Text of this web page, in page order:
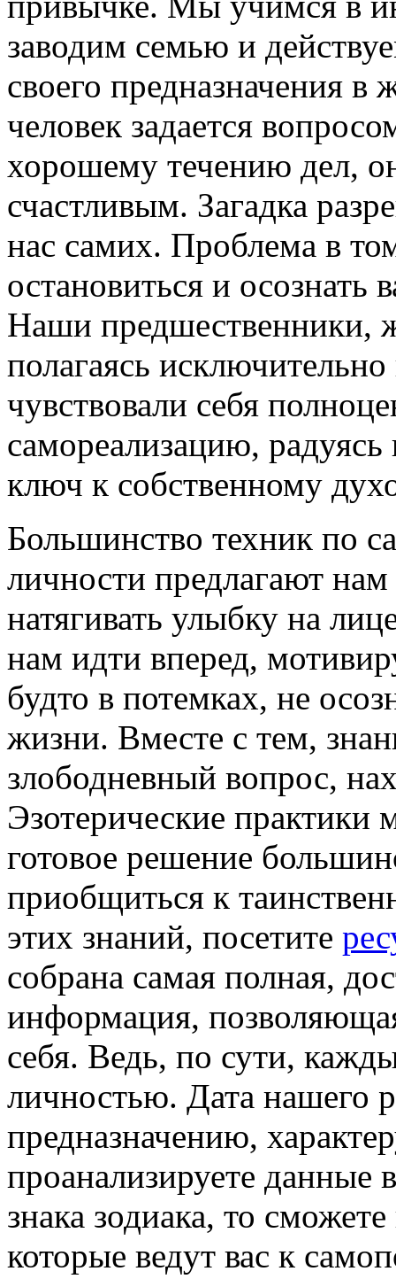
заводим семью и
своего предназначения
человек задается
хорошему течению дел,
счастливым. Загадка
нас самих. Проблема в
остановиться и
Наши предшественники,
полагаясь
чувствовали себя
самореализацию,
ключ к собственному
Большинство техник по
личности предлагают
натягивать улыбку на
нам идти вперед,
будто в потемках, не
жизни. Вместе с тем,
злободневный вопрос,
Эзотерические практики
готовое решение
приобщиться к
этих знаний, посетите
собрана самая полная,
информация,
себя. Ведь, по сути,
личностью. Дата нашего
предназначению,
проанализируете данные
знака зодиака, то
которые ведут вас к